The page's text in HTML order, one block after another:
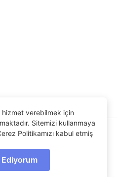
Tüm hakları saklıdır.
geliştirildi.
verebilmek için
Sitemizi kullanmaya
Politikamızı kabul etmiş